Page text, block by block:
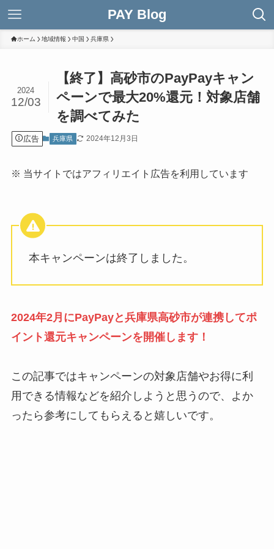
PAY Blog
ホーム 地域情報 中国 兵庫県
【終了】高砂市のPayPayキャン
ペーンで最大20%還元！対象店舗
を調べてみた
2024
12/03
広告 兵庫県 2024年12月3日
※ 当サイトではアフィリエイト広告を利用しています
本キャンペーンは終了しました。
2024年2月にPayPayと兵庫県高砂市が連携してポ
イント還元キャンペーンを開催します！
この記事ではキャンペーンの対象店舗やお得に利
用できる情報などを紹介しようと思うので、
よか
ったら参考にしてもらえると嬉しいです。